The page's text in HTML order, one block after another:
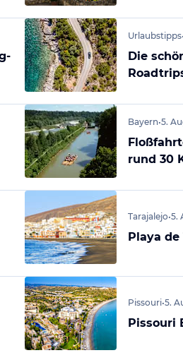
Urlaubstipps•
Die
Bayern•5.
rund 30
Tarajalejo•5.
Playa
Pissouri•5.
Pissouri